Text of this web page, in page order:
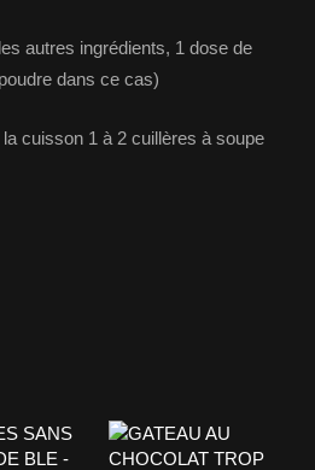
autres ingrédients, 1 dose de
dans ce cas)
cuisson 1 à 2 cuillères à soupe